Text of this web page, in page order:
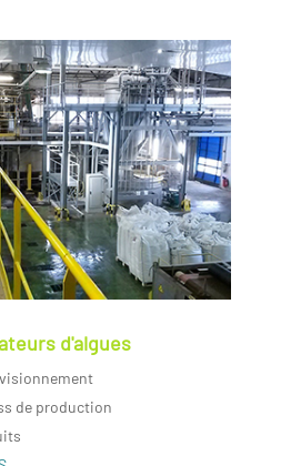
d'algues
de production